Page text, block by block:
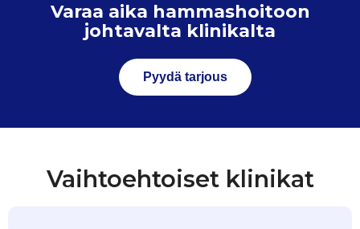
Varaa aika hammashoitoon
johtavalta klinikalta
Pyydä tarjous
Vaihtoehtoiset klinikat